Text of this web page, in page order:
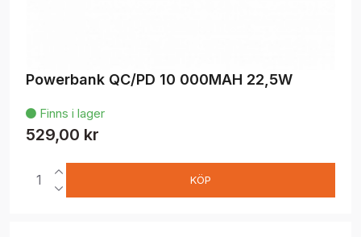
 Finns i lager
Powerbank QC/PD 10 000MAH 22,5W
529,00 kr
KÖP